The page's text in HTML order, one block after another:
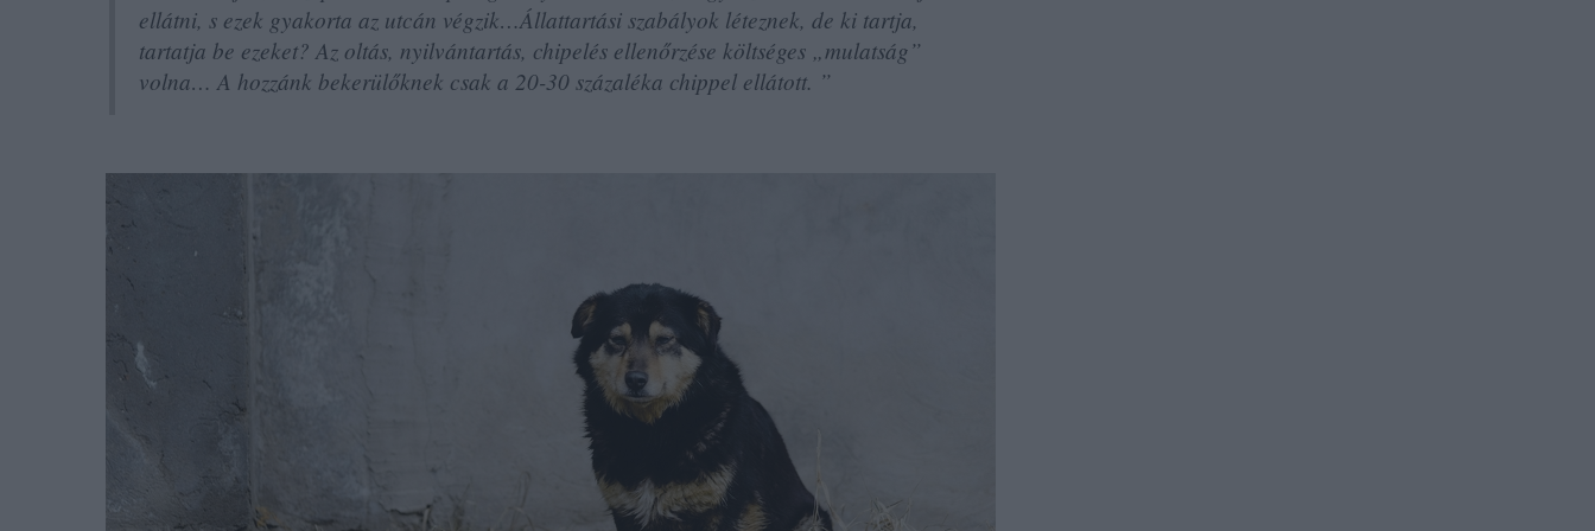
ellátni, s ezek gyakorta az utcán végzik…Állattartási szabályok léteznek, de ki tartja,
tartatja be ezeket? Az oltás, nyilvántartás, chipelés ellenőrzése költséges „mulatság”
volna… A hozzánk bekerülőknek csak a 20-30 százaléka chippel ellátott. ”